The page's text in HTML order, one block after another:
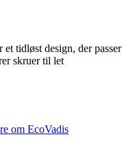
tidløst design, der passer
skruer til let
om EcoVadis